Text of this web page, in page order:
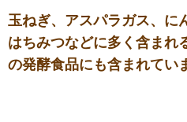
玉ねぎ、アスパラガス、に
はちみつなどに多く含まれ
の発酵食品にも含まれてい